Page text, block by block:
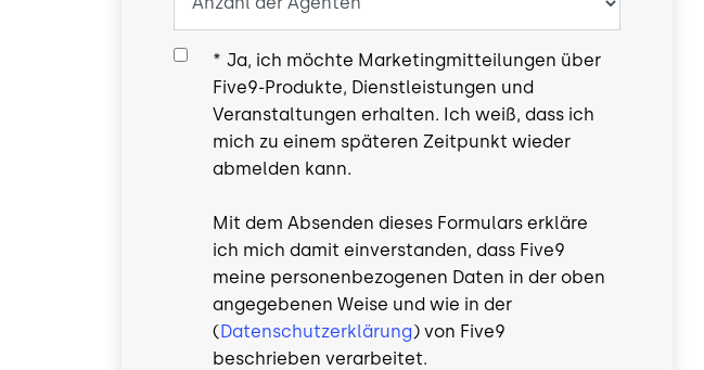
* Ja, ich möchte Marketingmitteilungen über
Five9-Produkte, Dienstleistungen und
Veranstaltungen erhalten. Ich weiß, dass ich
mich zu einem späteren Zeitpunkt wieder
abmelden kann.
Mit dem Absenden dieses Formulars erkläre
ich mich damit einverstanden, dass Five9
meine personenbezogenen Daten in der oben
angegebenen Weise und wie in der
(Datenschutzerklärung) von Five9
beschrieben verarbeitet.